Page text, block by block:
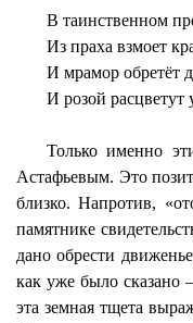
В таинственном
Из праха взмоет
И мрамор обретёт
И розой расцветут
Только именно
Астафьевым. Это
близко. Напротив,
памятнике
дано обрести
как уже было сказано
эта земная тщета